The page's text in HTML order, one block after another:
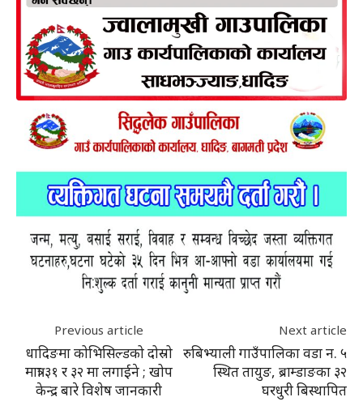
Previous article
धादिङमा कोभिसिल्डको दोस्रो
मात्रा ३१ र ३२ मा लगाईने ; खोप
केन्द्र बारे विशेष जानकारी
Next article
रुबिभ्याली गाउँपालिका वडा न. ५
स्थित तायुङ, ब्राम्डाङका ३२
घरधुरी बिस्थापित